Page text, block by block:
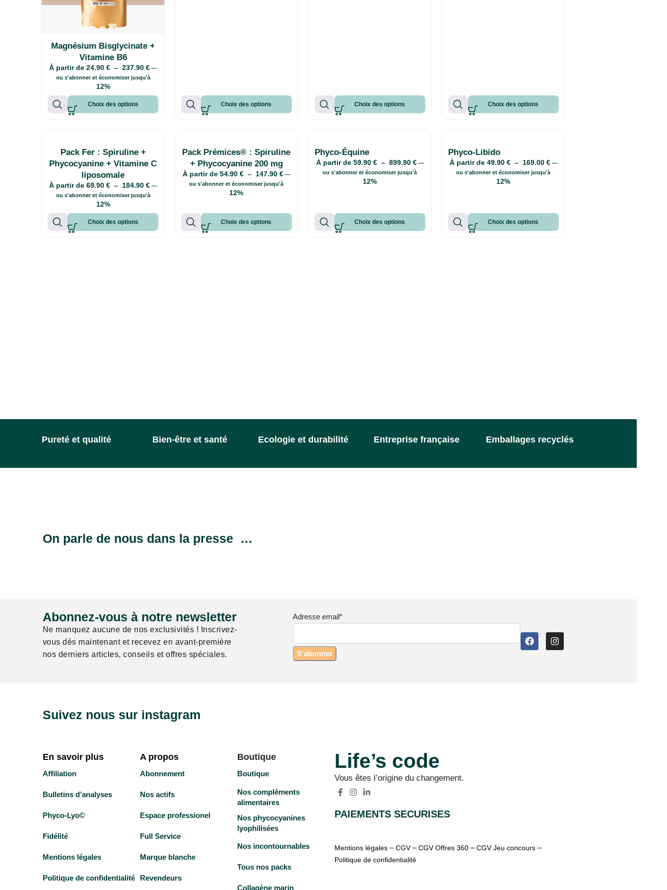
Magnésium Bisglycinate +
Vitamine B6
À partir de 24.90 € – 237.90 € —
ou s'abonner et économiser jusqu'à
12%
Choix des options Choix des options Choix des options Choix des options
Pack Fer : Spiruline +
Phycocyanine + Vitamine C
liposomale
À partir de 69.90 € – 184.90 € —
ou s'abonner et économiser jusqu'à
12%
Choix des options
Pack Prémices® : Spiruline
+ Phycocyanine 200 mg
À partir de 54.90 € – 147.90 € —
ou s'abonner et économiser jusqu'à
12%
Choix des options
Phyco-Équine
À partir de 59.90 € – 899.90 € —
ou s'abonner et économiser jusqu'à
12%
Choix des options
Phyco-Libido
À partir de 49.90 € – 169.00 € —
ou s'abonner et économiser jusqu'à
12%
Choix des options
Pureté et qualité Bien-être et santé Ecologie et durabilité Entreprise française Emballages recyclés
On parle de nous dans la presse …
Abonnez-vous à notre newsletter​
Ne manquez aucune de nos exclusivités ! Inscrivez-
vous dès maintenant et recevez en avant-première
nos derniers articles, conseils et offres spéciales.
Adresse email*
Suivez nous sur instagram
En savoir plus
Affiliation
Bulletins d’analyses
Phyco-Lyo©
Fidélité
Mentions légales
Politique de confidentialité
A propos
Abonnement
Nos actifs
Espace professionel
Full Service
Marque blanche
Revendeurs
Boutique
Boutique
Nos compléments
alimentaires
Nos phycocyanines
lyophilisées
Nos incontournables
Tous nos packs
Collagène marin
Life’s code
Vous êtes l’origine duchangement.
PAIEMENTS SECURISES
Mentions légales –CGV–CGV Offres 360 –CGV Jeu concours –
Politique de confidentialité